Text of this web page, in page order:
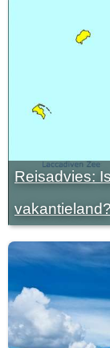
Reisadvies:
vakantieland?